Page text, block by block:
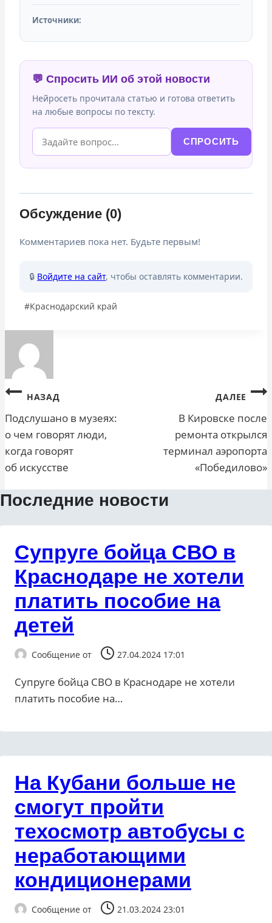
Источники:
💬 Спросить ИИ об этой новости
Нейросеть прочитала статью и готова ответить
на любые вопросы по тексту.
СПРОСИТЬ
Обсуждение (0)
Комментариев пока нет. Будьте первым!
🔒 Войдите на сайт, чтобы оставлять комментарии.
Метки
#Краснодарский край
Навигация
по
записям
НАЗАД
Подслушано в музеях:
о чем говорят люди,
когда говорят
об искусстве
ДАЛЕЕ
В Кировске после
ремонта открылся
терминал аэропорта
«Победилово»
Последние новости
Супруге бойца СВО в
Краснодаре не хотели
платить пособие на
детей
Сообщение от 27.04.2024 17:01
Супруге бойца СВО в Краснодаре не хотели
платить пособие на…
На Кубани больше не
смогут пройти
техосмотр автобусы с
неработающими
кондиционерами
Сообщение от 21.03.2024 23:01